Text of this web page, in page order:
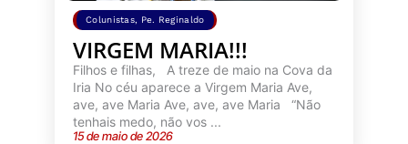
Colunistas, Pe. Reginaldo
VIRGEM MARIA!!!
Filhos e filhas, A treze de maio na Cova da
Iria No céu aparece a Virgem Maria Ave,
ave, ave Maria Ave, ave, ave Maria “Não
tenhais medo, não vos ...
15 de maio de 2026